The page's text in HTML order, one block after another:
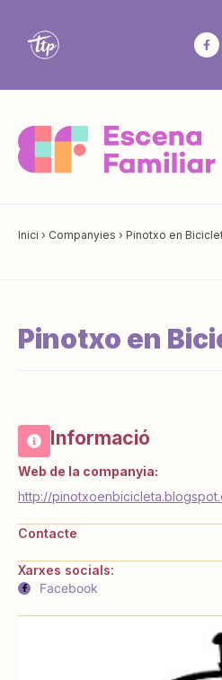
Inici › Companyies › Pinotxo en
Pinotxo en
Informació
Web de la companyia:
http://
Contacte
Xarxes socials:
Facebook